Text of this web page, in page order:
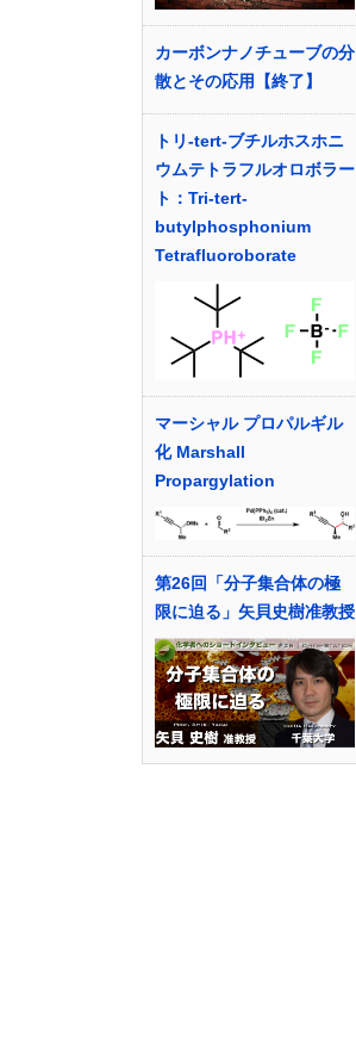
カーボンナノチューブの分
散とその応用【終了】
トリ-tert-ブチルホスホニ
ウムテトラフルオロボラー
ト：Tri-tert-
butylphosphonium
Tetrafluoroborate
マーシャル プロパルギル
化 Marshall
Propargylation
第26回「分子集合体の極
限に迫る」矢貝史樹准教授